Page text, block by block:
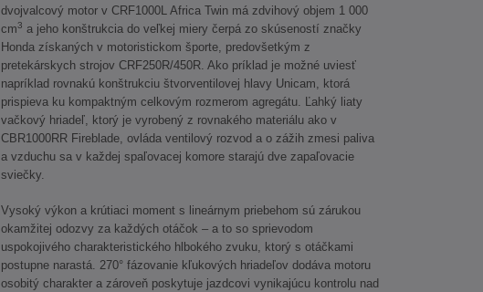
dvojvalcový motor v CRF1000L Africa Twin má zdvihový objem 1 000
cm3 a jeho konštrukcia do veľkej miery čerpá zo skúseností značky
Honda získaných v motoristickom športe, predovšetkým z
pretekárskych strojov CRF250R/450R. Ako príklad je možné uviesť
napríklad rovnakú konštrukciu štvorventilovej hlavy Unicam, ktorá
prispieva ku kompaktným celkovým rozmerom agregátu. Ľahký liaty
vačkový hriadeľ, ktorý je vyrobený z rovnakého materiálu ako v
CBR1000RR Fireblade, ovláda ventilový rozvod a o zážih zmesi paliva
a vzduchu sa v každej spaľovacej komore starajú dve zapaľovacie
sviečky.
Vysoký výkon a krútiaci moment s lineárnym priebehom sú zárukou
okamžitej odozvy za každých otáčok – a to so sprievodom
uspokojivého charakteristického hlbokého zvuku, ktorý s otáčkami
postupne narastá. 270° fázovanie kľukových hriadeľov dodáva motoru
osobitý charakter a zároveň poskytuje jazdcovi vynikajúcu kontrolu nad